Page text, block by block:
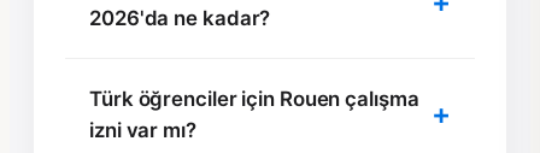
2026'da ne kadar?
Türk öğrenciler için Rouen çalışma
izni var mı?